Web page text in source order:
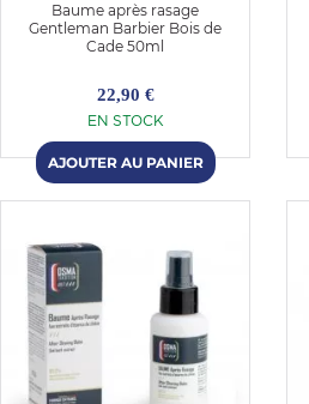
Baume après rasage
Gentleman Barbier Bois de
Cade 50ml
22,90 €
EN STOCK